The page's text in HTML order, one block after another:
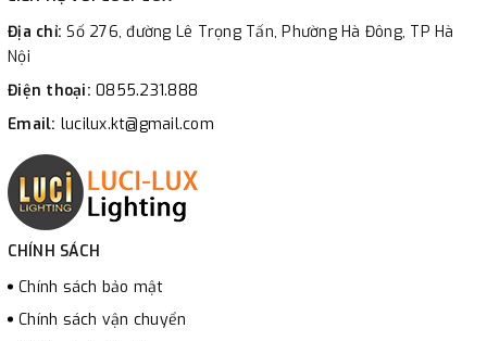
Địa chỉ:Số 276, đường Lê Trọng Tấn, Phường Hà Đông, TP Hà
Nội
Điện thoại: 0855.231.888
Email: lucilux.kt@gmail.com
CHÍNH SÁCH
Chính sách bảo mật
Chính sách vận chuyển